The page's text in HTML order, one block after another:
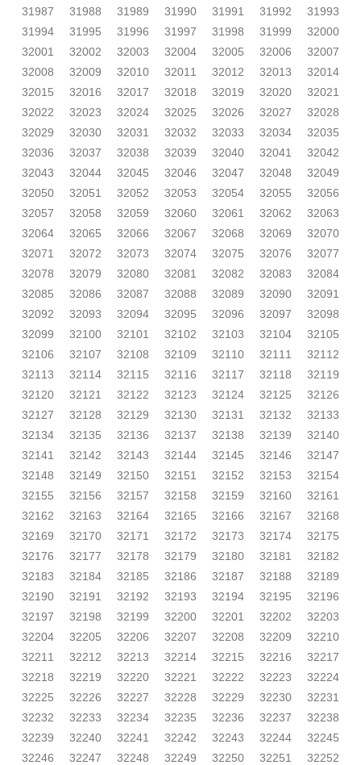
31987
31988 31989 31990 31991 31992
31993
31994
31995 31996 31997 31998 31999
32000
32001
32002 32003 32004 32005 32006
32007
32008
32009 32010 32011 32012 32013
32014
32015
32016 32017 32018 32019 32020
32021
32022
32023 32024 32025 32026 32027
32028
32029
32030 32031 32032 32033 32034
32035
32036
32037 32038 32039 32040 32041
32042
32043
32044 32045 32046 32047 32048
32049
32050
32051 32052 32053 32054 32055
32056
32057
32058 32059 32060 32061 32062
32063
32064
32065 32066 32067 32068 32069
32070
32071
32072 32073 32074 32075 32076
32077
32078
32079 32080 32081 32082 32083
32084
32085
32086 32087 32088 32089 32090
32091
32092
32093 32094 32095 32096 32097
32098
32099
32100 32101 32102 32103 32104
32105
32106
32107 32108 32109 32110 32111
32112
32113
32114 32115 32116 32117 32118
32119
32120
32121 32122 32123 32124 32125
32126
32127
32128 32129 32130 32131 32132
32133
32134
32135 32136 32137 32138 32139
32140
32141
32142 32143 32144 32145 32146
32147
32148
32149 32150 32151 32152 32153
32154
32155
32156 32157 32158 32159 32160
32161
32162
32163 32164 32165 32166 32167
32168
32169
32170 32171 32172 32173 32174
32175
32176
32177 32178 32179 32180 32181
32182
32183
32184 32185 32186 32187 32188
32189
32190
32191 32192 32193 32194 32195
32196
32197
32198 32199 32200 32201 32202
32203
32204
32205 32206 32207 32208 32209
32210
32211
32212 32213 32214 32215 32216
32217
32218
32219 32220 32221 32222 32223
32224
32225
32226 32227 32228 32229 32230
32231
32232
32233 32234 32235 32236 32237
32238
32239
32240 32241 32242 32243 32244
32245
32246
32247 32248 32249 32250 32251
32252